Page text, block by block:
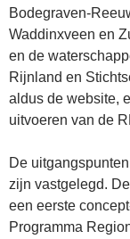
Bodegraven-
Waddinxveen en
en de
Rijnland en
aldus de website,
uitvoeren van de
De
zijn vastgelegd.
een eerste
Programma